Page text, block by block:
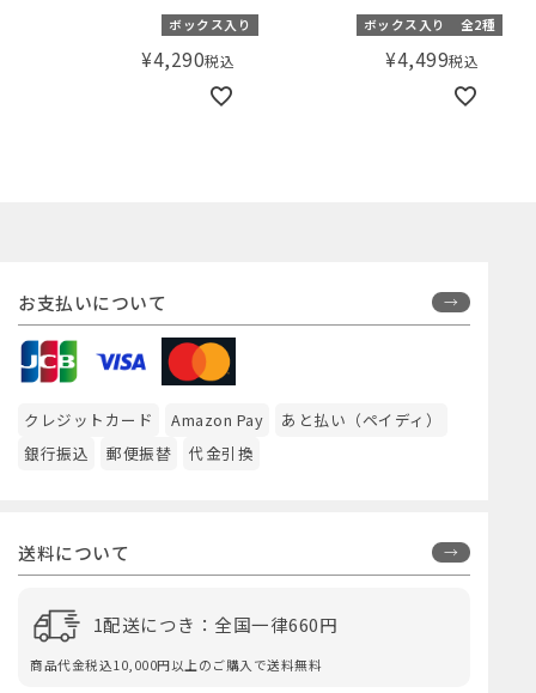
ボックス入り
¥4,290税込
ボックス入り 全2種
¥4,499税込
ュ
お支払いについて
クレジットカード Amazon Pay
あと払い（ペイディ）
銀行振込
郵便振替 代金引換
送料について
1配送につき：全国一律660円
商品代金税込10,000円以上のご購入で送料無料